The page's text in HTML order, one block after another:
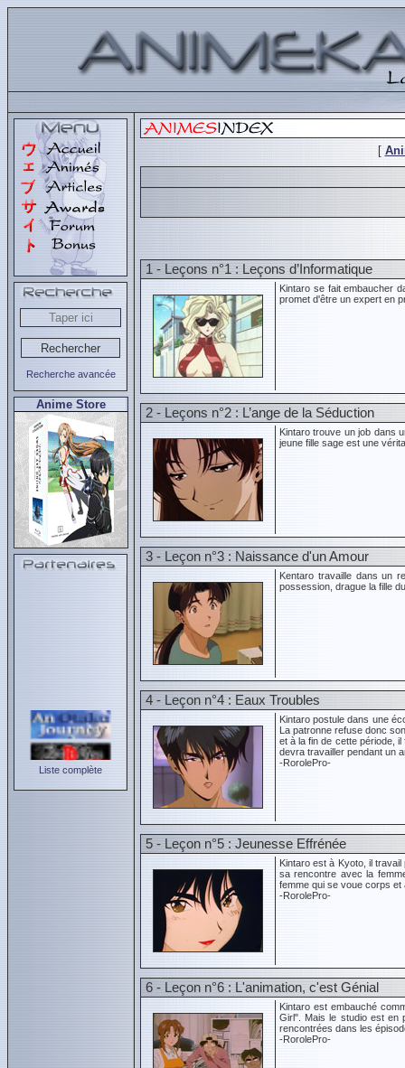
Recherche avancée
Anime Store
Liste complète
[
1 - Leçons n°1 : Leçons d’Informatique
Kintaro se fait embaucher
promet d'être un expert en
2 - Leçons n°2 : L’ange de la Séduction
Kintaro trouve un job dans
jeune fille sage est une
3 - Leçon n°3 : Naissance d'un Amour
Kentaro travaille dans un
possession, drague la fille
4 - Leçon n°4 : Eaux Troubles
Kintaro postule dans une
La patronne refuse donc
et à la fin de cette période,
devra travailler pendant un
-RorolePro-
5 - Leçon n°5 : Jeunesse Effrénée
Kintaro est à Kyoto, il
sa rencontre avec la
femme qui se voue corps et
-RorolePro-
6 - Leçon n°6 : L'animation, c'est Génial
Kintaro est embauché
Girl". Mais le studio est en
rencontrées dans les
-RorolePro-